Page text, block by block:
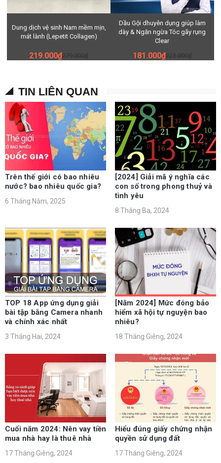
Dung dịch vệ sinh Nam mềm mịn,
mát lành (Lepetit Collagen)
219.000₫279.000₫
Dầu Gội dhuyên dụng giúp làm
dày & Ngăn ngừa Tóc gãy rụng
Clear
181.000₫223.000₫
TIN LIÊN QUAN
Trên thế giới có bao nhiêu
nước? bao nhiêu quốc gia?
6 Tháng Năm, 2025
[2024] Giải mã ý nghĩa các
con số trong phong thuỷ và
tình yêu
8 Tháng Ba, 2024
TOP 18 App ứng dụng giải
bài tập bằng Camera nhanh
và chính xác nhất
3 Tháng Hai, 2024
[Năm 2024] Mức đóng bảo
hiểm xã hội tự nguyện bao
nhiêu?
18 Tháng Giêng, 2024
Cuối năm 2024: Nên vay tiền
mua nhà hay là thuê nhà
17 Tháng Giêng, 2024
Hiểu đúng giấy chứng nhận
quyền sử dụng đất
17 Tháng Giêng, 2024